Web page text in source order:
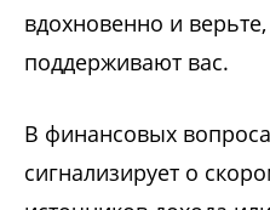
вдохновенно и
поддерживают вас.
В финансовых
сигнализирует о